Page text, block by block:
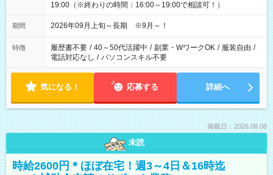
19:00（※終わりの時間：16:00～19:00で相談可！）
期間 2026年09月上旬～長期 ※9月～！
特徴 履歴書不要 / 40～50代活躍中 / 副業・WワークOK / 服装自由 /
電話対応なし / パソコンスキル不要
気になる！ 応募する 詳細へ
掲載日：2026.08.08
未読
時給2600円＊ほぼ在宅！週3～4日＆16時迄